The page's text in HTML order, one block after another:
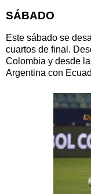
SÁBADO
Este sábado se
cuartos de final.
Colombia y desde
Argentina con